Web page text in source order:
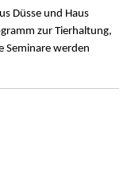
Düsse und Haus
zur Tierhaltung,
Seminare werden